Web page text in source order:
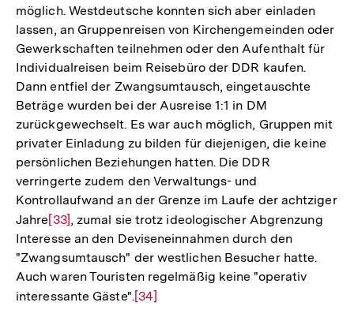
möglich. Westdeutsche konnten sich aber einladen
lassen, an Gruppenreisen von Kirchengemeinden oder
Gewerkschaften teilnehmen oder den Aufenthalt für
Individualreisen beim Reisebüro der DDR kaufen.
Dann entfiel der Zwangsumtausch, eingetauschte
Beträge wurden bei der Ausreise 1:1 in DM
zurückgewechselt. Es war auch möglich, Gruppen mit
privater Einladung zu bilden für diejenigen, die keine
persönlichen Beziehungen hatten. Die DDR
verringerte zudem den Verwaltungs- und
Kontrollaufwand an der Grenze im Laufe der achtziger
JahreZur
Auflösung
der
Fußnote
[33], zumal sie trotz ideologischer Abgrenzung
Interesse an den Deviseneinnahmen durch den
"Zwangsumtausch" der westlichen Besucher hatte.
Auch waren Touristen regelmäßig keine "operativ
interessante Gäste".Zur
[34]